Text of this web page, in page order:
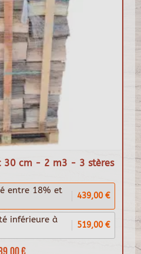
30 cm - 2 m3 - 3 stères
entre 18% et
439,00 €
inférieure à
519,00 €